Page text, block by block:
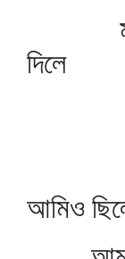
দিলে
পুঁথির
আমিও